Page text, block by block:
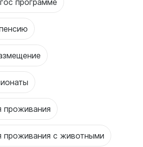
проживания
проживания с животными